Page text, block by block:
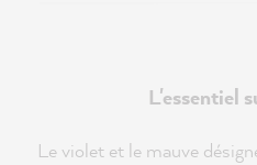
L'essentiel
Le violet et le mauve